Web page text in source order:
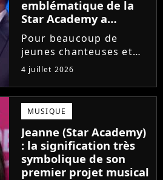
emblématique de la
Star Academy a
souffert après
l'émission, "J'étais
traitée de potiche"
Pour beaucoup de
jeunes chanteuses et
chanteurs, la Star
Academy est un rêve.
Mais comme l'a rappelé
une ancienne gagnante,
l'émission de TF1 n'est
pas toujours simple à
vivre.
4 juillet 2026
MUSIQUE
Jeanne (Star Academy)
: la signification très
symbolique de son
premier projet musical